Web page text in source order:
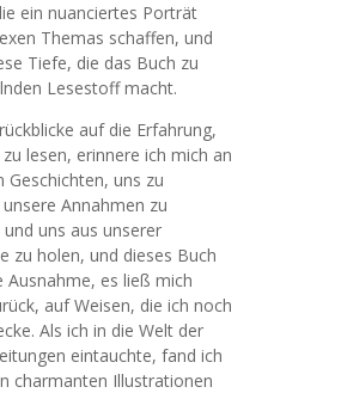
ein nuanciertes Porträt
Themas schaffen, und
Tiefe, die das Buch zu
Lesestoff macht.
auf die Erfahrung,
lesen, erinnere ich mich an
Geschichten, uns zu
Annahmen zu
uns aus unserer
zu holen, und dieses Buch
Ausnahme, es ließ mich
auf Weisen, die ich noch
Als ich in die Welt der
eintauchte, fand ich
charmanten Illustrationen